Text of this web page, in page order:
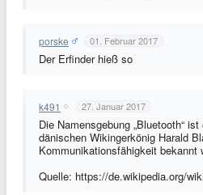
porske 01. Februar 2017
Der Erfinder hieß so
k491 27. Januar 2017
Die Namensgebung „Bluetooth“
dänischen Wikingerkönig Harald
Kommunikationsfähigkeit bekannt
Quelle: https://de.wikipedia.org/